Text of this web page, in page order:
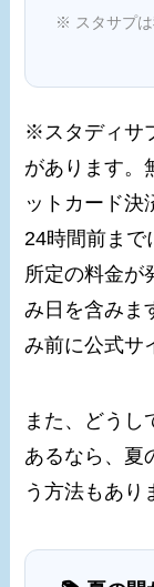
※ スタサプは
※スタディサ
があります。
ットカード決
24時間前まで
所定の料金が
み日を含みま
み前に公式サ
また、どうし
あるなら、夏
う方法もあり